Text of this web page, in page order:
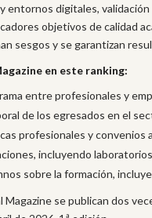
entornos digitales,
objetivos de calidad
sesgos y se garantizan
en este ranking:
entre profesionales y
de los egresados en el
profesionales y convenios
incluyendo
sobre la formación,
Magazine se publican dos